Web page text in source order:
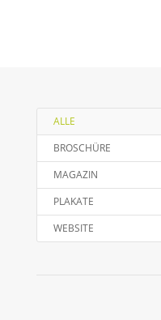
ALLE
BROSCHÜRE
MAGAZIN
PLAKATE
WEBSITE